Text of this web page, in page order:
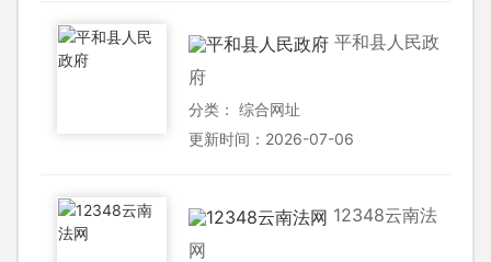
平和县人民政
府
分类： 综合网址
更新时间：2026-07-06
12348云南法
网